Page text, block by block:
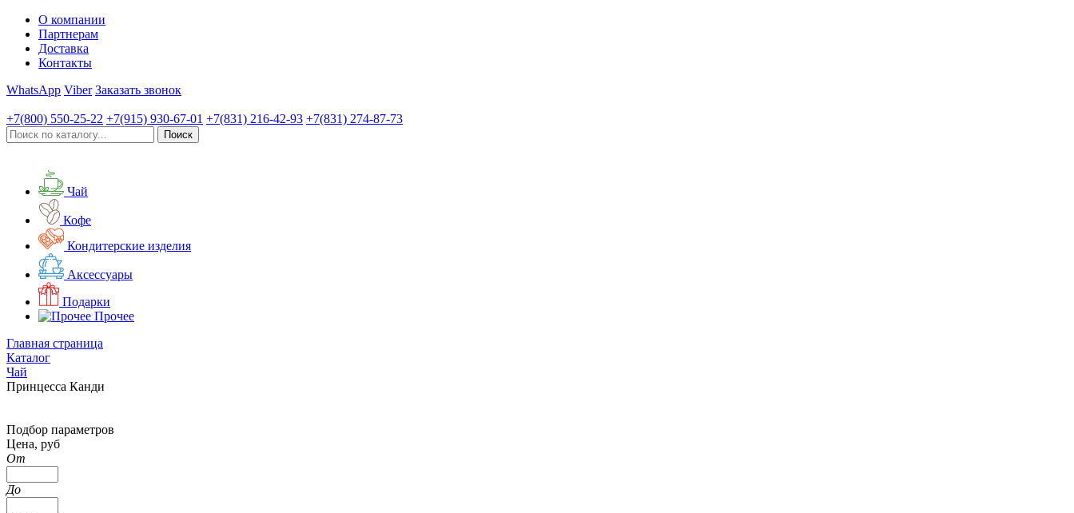
О компании
Партнерам
Доставка
Контакты
WhatsApp Viber Заказать звонок
+7(800) 550-25-22 +7(915) 930-67-01 +7(831) 216-42-93 +7(831) 274-87-73
Чай
Кофе
Кондитерские изделия
Аксессуары
Подарки
Прочее
Главная страница
Каталог
Чай
Принцесса Канди
Подбор параметров
Цена, руб
От
До